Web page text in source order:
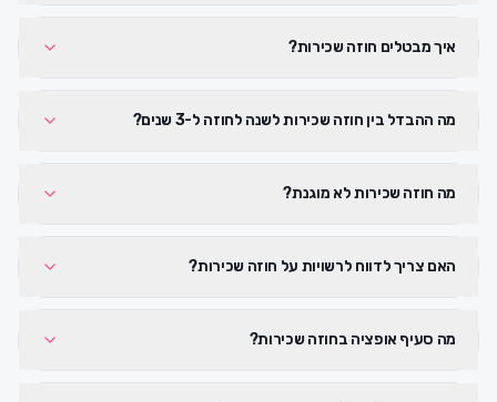
איך מבטלים חוזה שכירות?
מה ההבדל בין חוזה שכירות לשנה לחוזה ל-3 שנים?
מה חוזה שכירות לא מוגנת?
האם צריך לדווח לרשויות על חוזה שכירות?
מה סעיף אופציה בחוזה שכירות?